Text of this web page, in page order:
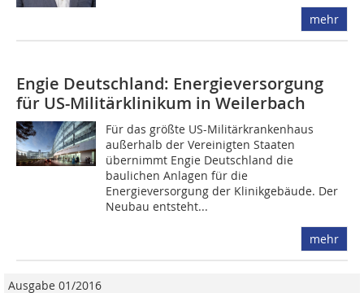
mehr
Engie Deutschland: Energieversorgung
für US-Militärklinikum in Weilerbach
Für das größte US-Militärkrankenhaus
außerhalb der Vereinigten Staaten
übernimmt Engie Deutschland die
baulichen Anlagen für die
Energieversorgung der Klinikgebäude. Der
Neubau entsteht...
mehr
Ausgabe 01/2016